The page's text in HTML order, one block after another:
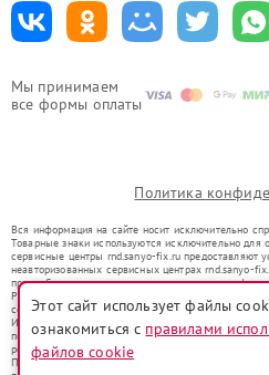
Мы принимаем
все формы оплаты
Политика
Вся информация на сайте носит исключительно
Товарные знаки используются исключительно для
сервисные центры rnd.sanyo-fix.ru предоставляют
неавторизованных сервисных центрах rnd.sanyo-
правообладателями товарных знаков или их
Ремонт осуществляется для устройств, уже
со статьей 1487 ГК РФ.
Использование товарных знаков не преследует
потребителей в заблуждение, а служит для
ремонту техники указанных брендов.
Представленная на сайте информация не является
Этот сайт использует файлы
ознакомиться с правилами
файлов cookie